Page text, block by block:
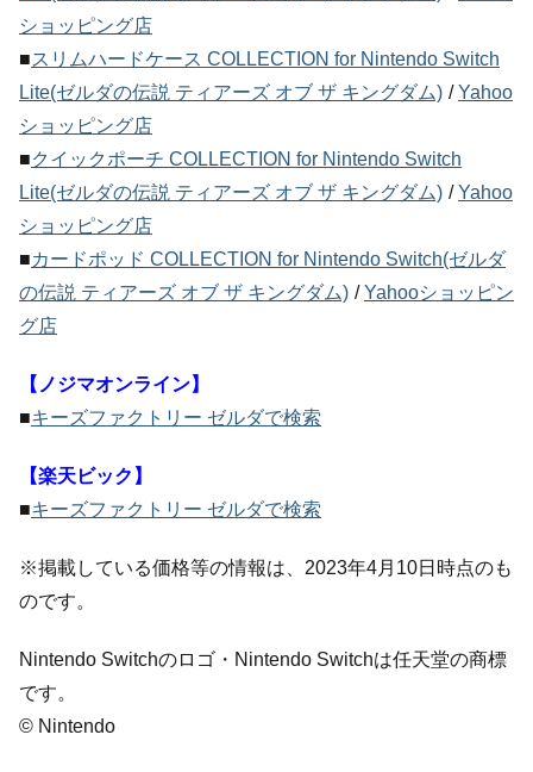
ショッピング店
■スリムハードケース COLLECTION for Nintendo Switch
Lite(ゼルダの伝説 ティアーズ オブ ザ キングダム) /Yahoo
ショッピング店
■クイックポーチ COLLECTION for Nintendo Switch
Lite(ゼルダの伝説 ティアーズ オブ ザ キングダム) /Yahoo
ショッピング店
■カードポッド COLLECTION for Nintendo Switch(ゼルダ
の伝説 ティアーズ オブ ザ キングダム) /Yahooショッピン
グ店
【ノジマオンライン】
■キーズファクトリー ゼルダで検索
【楽天ビック】
■キーズファクトリー ゼルダで検索
※掲載している価格等の情報は、2023年4月10日時点のも
のです。
Nintendo Switchのロゴ・Nintendo Switchは任天堂の商標
です。
© Nintendo